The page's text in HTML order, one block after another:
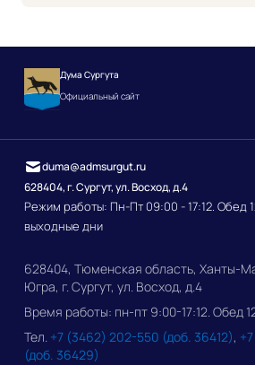
Дума Сургута
Официальный сайт
628404, г. Сургут, ул. Восход, д.4
Режим работы: Пн-Пт 09:00 - 17:12. Обед
выходные дни
duma@admsurgut.ru
628404, Тюменская область, Ханты-
Югра, г. Сургут, ул. Восход, д.4
Время работы: пн-пт 9:00-17:12. Обед
Тел. +7 (3462) 202-550 (доб. 36412),
(доб. 36429)